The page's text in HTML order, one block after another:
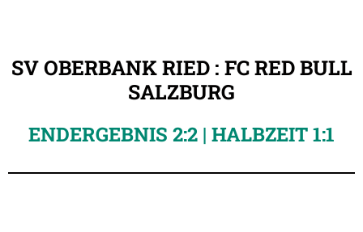
SV OBERBANK RIED : FC RED BULL
SALZBURG
ENDERGEBNIS 2:2 | HALBZEIT 1:1